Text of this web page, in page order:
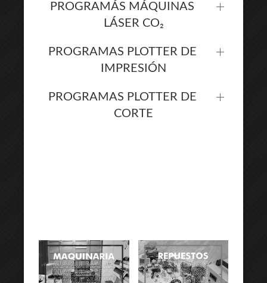
PROGRAMÁS MÁQUINAS
LÁSER CO₂
PROGRAMAS PLOTTER DE
IMPRESIÓN
PROGRAMAS PLOTTER DE
CORTE